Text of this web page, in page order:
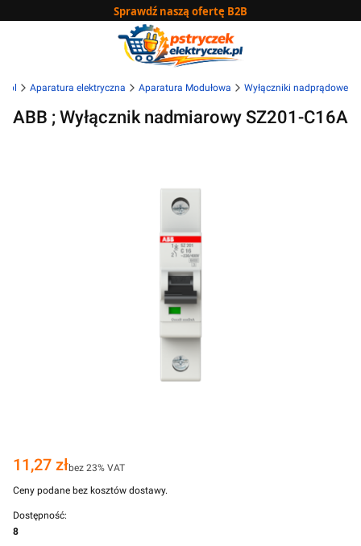
Sprawdź naszą ofertę B2B
Aparatura elektryczna Aparatura Modułowa Wyłączniki nadprądowe
ABB ; Wyłącznik nadmiarowy SZ201-C16A
Cena
11,27 złbez 23% VAT
Ceny podane bez kosztów dostawy.
Dostępność:
8